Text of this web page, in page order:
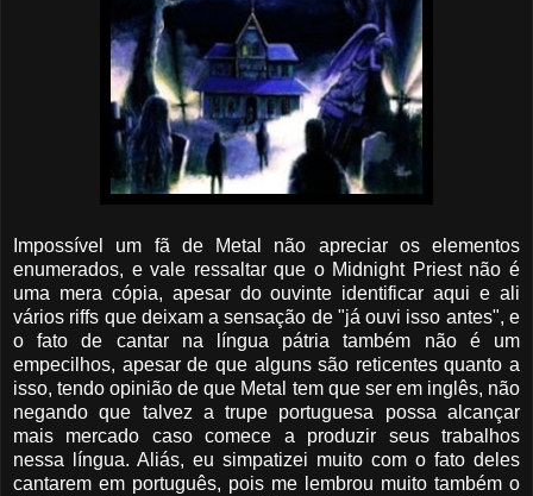
Impossível um fã de Metal não apreciar os elementos
enumerados, e vale ressaltar que o Midnight Priest não é
uma mera cópia, apesar do ouvinte identificar aqui e ali
vários riffs que deixam a sensação de "já ouvi isso antes", e
o fato de cantar na língua pátria também não é um
empecilhos, apesar de que alguns são reticentes quanto a
isso, tendo opinião de que Metal tem que ser em inglês, não
negando que talvez a trupe portuguesa possa alcançar
mais mercado caso comece a produzir seus trabalhos
nessa língua. Aliás, eu simpatizei muito com o fato deles
cantarem em português, pois me lembrou muito também o